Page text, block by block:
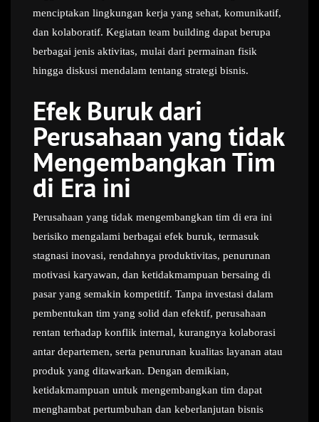
menciptakan lingkungan kerja yang sehat, komunikatif,
dan kolaboratif. Kegiatan team building dapat berupa
berbagai jenis aktivitas, mulai dari permainan fisik
hingga diskusi mendalam tentang strategi bisnis.
Efek Buruk dari
Perusahaan yang tidak
Mengembangkan Tim
di Era ini
Perusahaan yang tidak mengembangkan tim di era ini
berisiko mengalami berbagai efek buruk, termasuk
stagnasi inovasi, rendahnya produktivitas, penurunan
motivasi karyawan, dan ketidakmampuan bersaing di
pasar yang semakin kompetitif. Tanpa investasi dalam
pembentukan tim yang solid dan efektif, perusahaan
rentan terhadap konflik internal, kurangnya kolaborasi
antar departemen, serta penurunan kualitas layanan atau
produk yang ditawarkan. Dengan demikian,
ketidakmampuan untuk mengembangkan tim dapat
menghambat pertumbuhan dan keberlanjutan bisnis